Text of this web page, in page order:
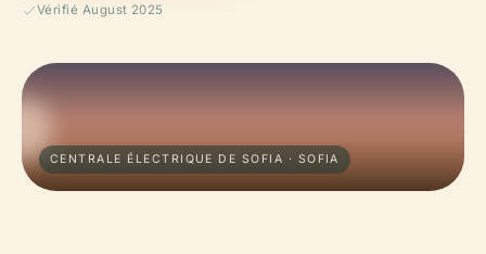
Vérifié August 2025
CENTRALE ÉLECTRIQUE DE SOFIA · SOFIA